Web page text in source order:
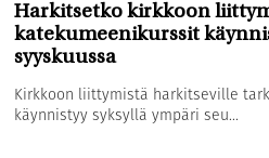
Harkitsetko kirkkoon
katekumeenikurssit
syyskuussa
Kirkkoon liittymistä harkitseville
käynnistyy syksyllä ympäri seu...